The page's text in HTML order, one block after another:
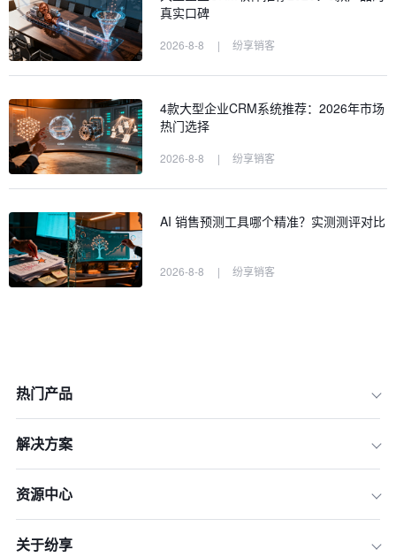
真实口碑
2026-8-8 | 纷享销客
4款大型企业CRM系统推荐：2026年市场
热门选择
2026-8-8 | 纷享销客
AI 销售预测工具哪个精准？实测测评对比
2026-8-8 | 纷享销客
热门产品
解决方案
资源中心
关于纷享